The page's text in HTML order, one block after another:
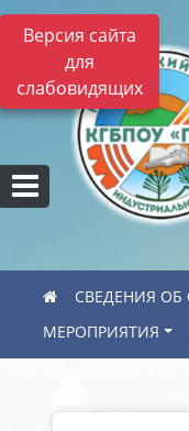
Версия сайта
для
слабовидящих
СВЕДЕНИЯ
МЕРОПРИЯТИЯ